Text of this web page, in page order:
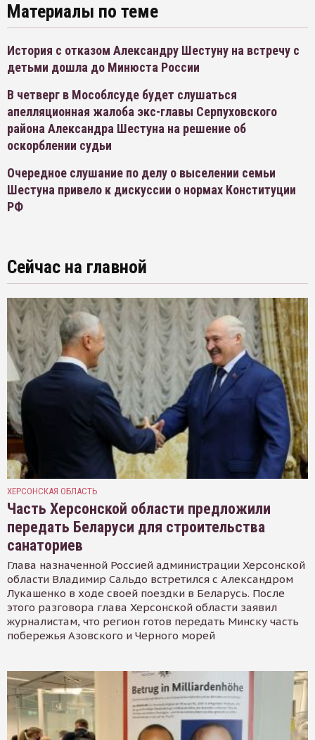
Материалы по теме
История с отказом Александру Шестуну на встречу с
детьми дошла до Минюста России
В четверг в Мособлсуде будет слушаться
апелляционная жалоба экс-главы Серпуховского
района Александра Шестуна на решение об
оскорблении судьи
Очередное слушание по делу о выселении семьи
Шестуна привело к дискуссии о нормах Конституции
РФ
Сейчас на главной
ХЕРСОНСКАЯ ОБЛАСТЬ
Часть Херсонской области предложили
передать Беларуси для строительства
санаториев
Глава назначенной Россией администрации Херсонской
области Владимир Сальдо встретился с Александром
Лукашенко в ходе своей поездки в Беларусь. После
этого разговора глава Херсонской области заявил
журналистам, что регион готов передать Минску часть
побережья Азовского и Черного морей